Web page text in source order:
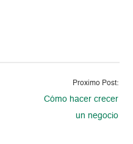
Proximo Post:
Cómo hacer crecer
un negocio